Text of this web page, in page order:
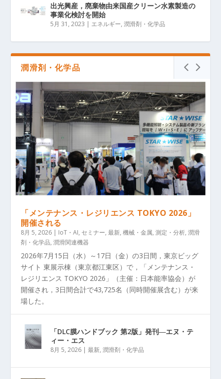
出光興産，廃棄物由来国産クリーン水素製造の
事業化検討を開始
5月 31, 2023 | エネルギー,潤滑剤・化学品
潤滑剤・化学品
「メンテナンス・レジリエンス TOKYO 2026」
開催される
8月 5, 2026 | IoT・AI, セミナー,最新,機械・金属,測定・分析,潤滑
剤・化学品,潤滑関連機器
2026年7月15日（水）～17日（金）の3日間，東京ビッグ
サイト 東展示棟（東京都江東区）で，「メンテナンス・
レジリエンス TOKYO 2026」（主催：日本能率協会）が
開催され，3日間合計で43,725名（同時開催展含む）が来
場した。
「DLC膜ハンドブック 第2版」発刊―エヌ・テ
ィー・エス
8月 5, 2026 |最新,潤滑剤・化学品